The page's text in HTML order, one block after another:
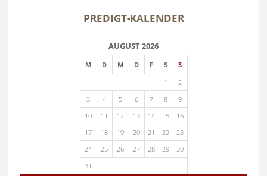
PREDIGT-KALENDER
AUGUST 2026
M D M D F S
S
1
2
3
4 5 6 7 8
9
10
11 12 13 14 15
16
17
18 19 20 21 22
23
24
25 26 27 28 29
30
31